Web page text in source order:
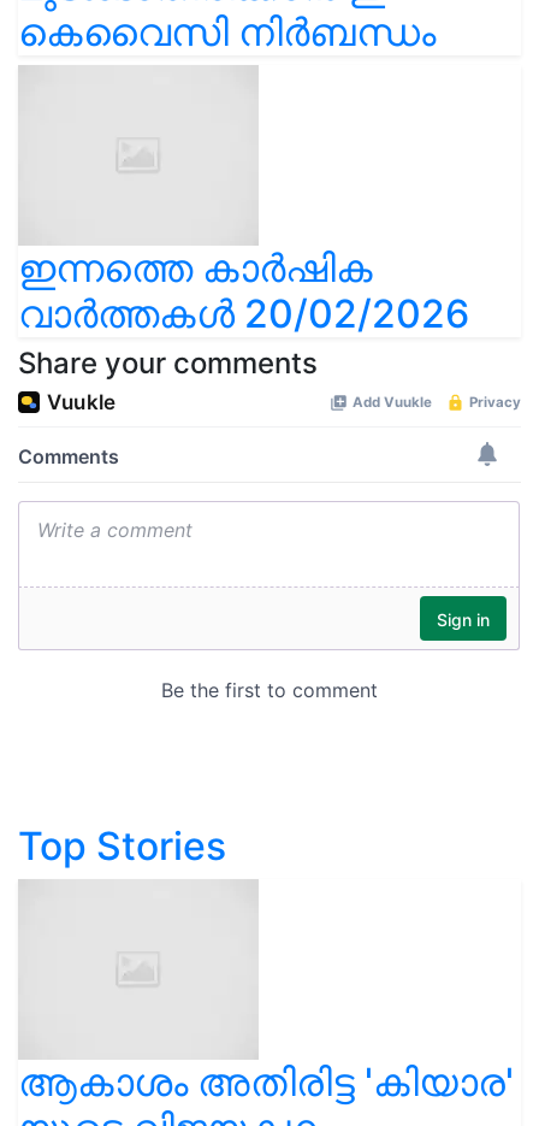
കെവൈസി നിർബന്ധം
ഇന്നത്തെ കാർഷിക
വാർത്തകൾ 20/02/2026
Share your comments
Top Stories
ആകാശം അതിരിട്ട 'കിയാര'